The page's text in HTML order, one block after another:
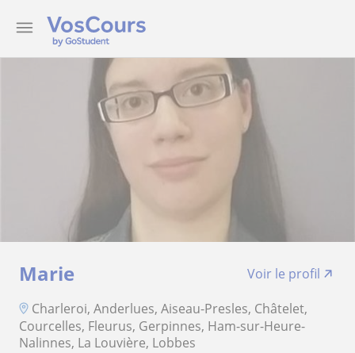
Marie
Voir le profil
Charleroi, Anderlues, Aiseau-Presles, Châtelet,
Courcelles, Fleurus, Gerpinnes, Ham-sur-Heure-
Nalinnes, La Louvière, Lobbes